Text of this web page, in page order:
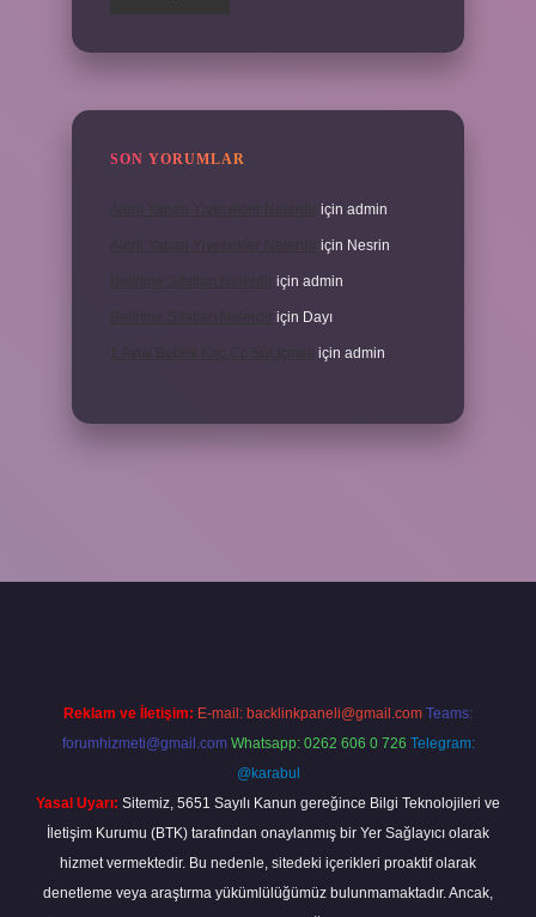
SON YORUMLAR
için admin
Alerji Yapan Yiyecekler Nelerdir için Nesrin
için admin
için Dayı
1 Aylık Bebek Kaç Cc Süt Içmeli için admin
Reklam ve İletişim: E-mail: backlinkpaneli@gmail.com Teams:
forumhizmeti@gmail.com Whatsapp: 0262 606 0 726 Telegram:
@karabul
Yasal Uyarı: Sitemiz, 5651 Sayılı Kanun gereğince Bilgi Teknolojileri ve
İletişim Kurumu (BTK) tarafından onaylanmış bir Yer Sağlayıcı olarak
hizmet vermektedir. Bu nedenle, sitedeki içerikleri proaktif olarak
denetleme veya araştırma yükümlülüğümüz bulunmamaktadır. Ancak,